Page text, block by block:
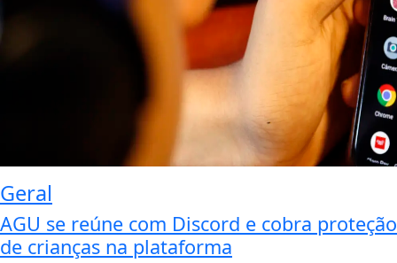
Geral
AGU se reúne com Discord e cobra proteção
de crianças na plataforma